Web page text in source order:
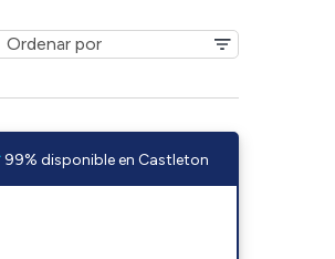
99% disponible en Castleton